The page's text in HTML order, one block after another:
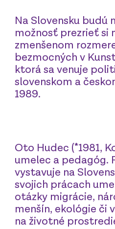
Na Slovensku budú
možnosť prezrieť si
zmenšenom
bezmocných v
ktorá sa venuje
slovenskom a
1989.
Oto Hudec (*1981,
umelec a pedagóg.
vystavuje na
svojich prácach
otázky migrácie,
menšín, ekológie či
na životné